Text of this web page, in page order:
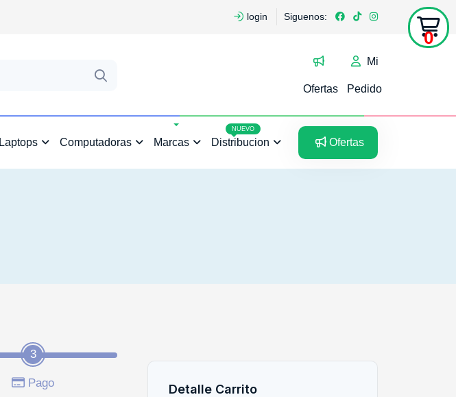
login Siguenos:
Ofertas
Mi
Pedido
0
5
Laptops Computadoras Marcas Distribucion
NUEVO
Ofertas
3
Pago Detalle Carrito